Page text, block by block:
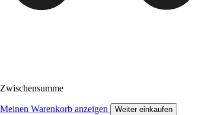
Zwischensumme
Meinen Warenkorb anzeigen Weiter einkaufen